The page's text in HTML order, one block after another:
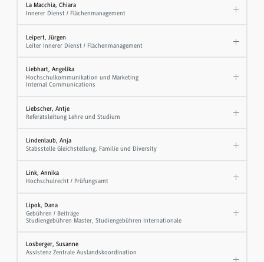
La Macchia, Chiara
Innerer Dienst / Flächenmanagement
Leipert, Jürgen
Leiter Innerer Dienst / Flächenmanagement
Liebhart, Angelika
Hochschulkommunikation und Marketing
Internal Communications
Liebscher, Antje
Referatsleitung Lehre und Studium
Lindenlaub, Anja
Stabsstelle Gleichstellung, Familie und Diversity
Link, Annika
Hochschulrecht / Prüfungsamt
Lipok, Dana
Gebühren / Beiträge
Studiengebühren Master, Studiengebühren Internationale
Losberger, Susanne
Assistenz Zentrale Auslandskoordination